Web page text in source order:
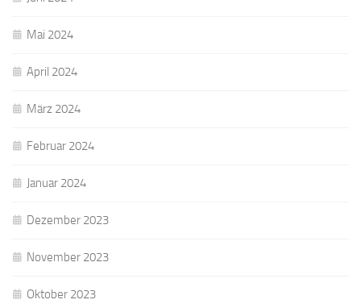
Mai 2024
April 2024
März 2024
Februar 2024
Januar 2024
Dezember 2023
November 2023
Oktober 2023